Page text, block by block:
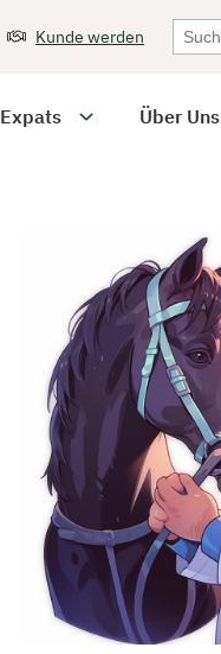
Kunde werden
Expats Über Uns